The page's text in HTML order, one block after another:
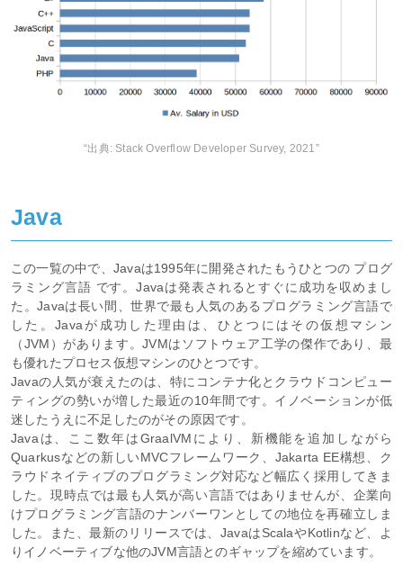
“出典: Stack Overflow Developer Survey, 2021”
Java
この一覧の中で、Javaは1995年に開発されたもうひとつの プログ
ラミング言語 です。Javaは発表されるとすぐに成功を収めまし
た。Javaは長い間、世界で最も人気のあるプログラミング言語で
した。Javaが成功した理由は、ひとつにはその仮想マシン
（JVM）があります。JVMはソフトウェア工学の傑作であり、最
も優れたプロセス仮想マシンのひとつです。
Javaの人気が衰えたのは、特にコンテナ化とクラウドコンピュー
ティングの勢いが増した最近の10年間です。イノベーションが低
迷したうえに不足したのがその原因です。
Javaは、ここ数年はGraalVMにより、新機能を追加しながら
Quarkusなどの新しいMVCフレームワーク、Jakarta EE構想、ク
ラウドネイティブのプログラミング対応など幅広く採用してきま
した。現時点では最も人気が高い言語ではありませんが、企業向
けプログラミング言語のナンバーワンとしての地位を再確立しま
した。また、最新のリリースでは、JavaはScalaやKotlinなど、よ
りイノベーティブな他のJVM言語とのギャップを縮めています。